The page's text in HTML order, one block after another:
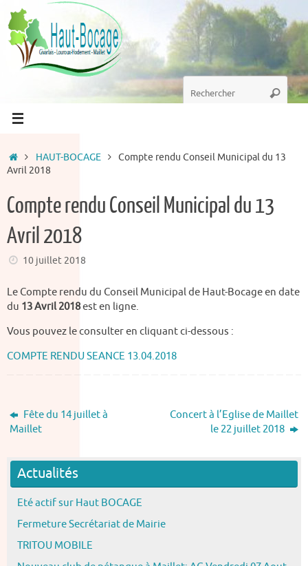
Passer
au
contenu
Recherche
pour
Accueil
HAUT-BOCAGE
Compte rendu Conseil Municipal du 13
Avril 2018
Compte rendu Conseil Municipal du 13
Avril 2018
10 juillet 2018
Le Compte rendu du Conseil Municipal de Haut-Bocage en date
du 13 Avril 2018est en ligne.
Vous pouvez le consulter en cliquant ci-dessous :
COMPTE RENDU SEANCE 13.04.2018
Fête du 14 juillet à
Maillet
Concert à l’Eglise de Maillet
le 22 juillet 2018
Actualités
Eté actif sur Haut BOCAGE
Fermeture Secrétariat de Mairie
TRITOU MOBILE